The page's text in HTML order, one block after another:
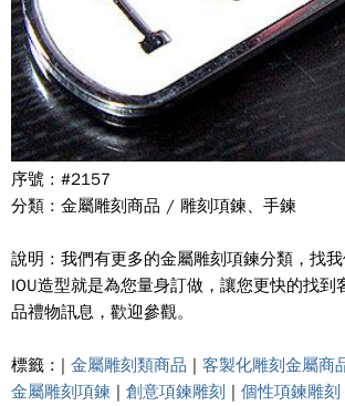
序號 : #2157
分類 : 金屬雕刻商品 / 雕刻項鍊、手鍊
說明 : 我們有更多的金屬雕刻項鍊分類，找
IOU造型就是為您量身訂做，讓您更快的找到
品禮物訊息，歡迎參觀。
標籤 : | 金屬雕刻類商品 | 客製化雕刻金屬商
金屬雕刻項鍊 | 創意項鍊雕刻 | 個性項鍊雕刻